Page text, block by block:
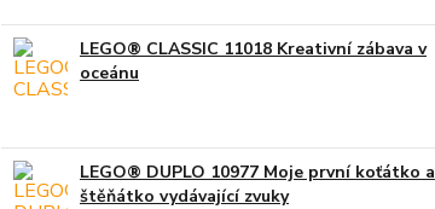
LEGO® CLASSIC 11018 Kreativní zábava v
oceánu
LEGO® DUPLO 10977 Moje první koťátko a
štěňátko vydávající zvuky